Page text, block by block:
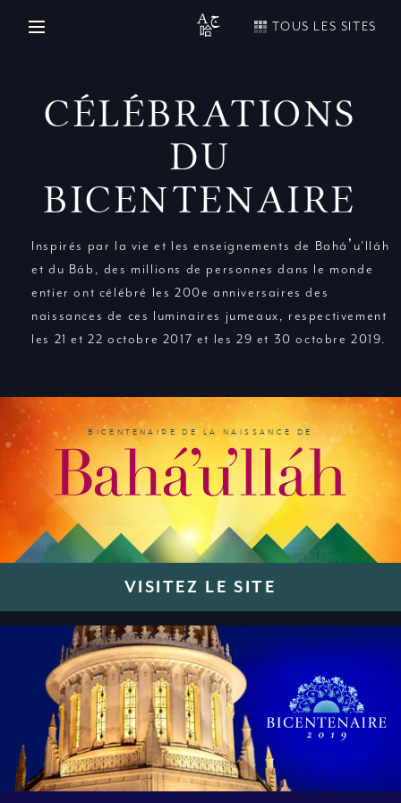
TOUS LES SITES
CÉLÉBRATIONS
DU
BICENTENAIRE
Inspirés par la vie et les enseignements de Baháʼu'lláh
et du Báb, des millions de personnes dans le monde
entier ont célébré les 200e anniversaires des
naissances de ces luminaires jumeaux, respectivement
les 21 et 22 octobre 2017 et les 29 et 30 octobre 2019.
BICENTENAIRE DE LA NAISSANCE DE
VISITEZ LE SITE